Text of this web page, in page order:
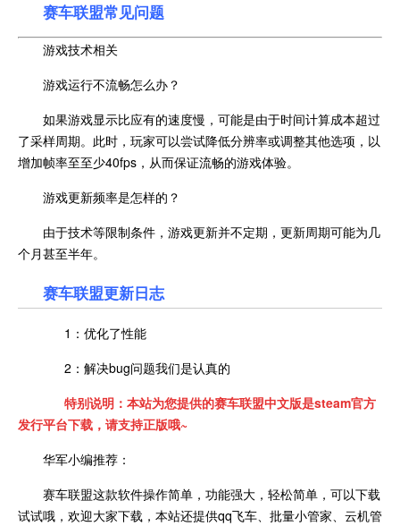
赛车联盟常见问题
游戏技术相关
游戏运行不流畅怎么办？
如果游戏显示比应有的速度慢，可能是由于时间计算成本超过
了采样周期。此时，玩家可以尝试降低分辨率或调整其他选项，以
增加帧率至至少40fps，从而保证流畅的游戏体验。
游戏更新频率是怎样的？
由于技术等限制条件，游戏更新并不定期，更新周期可能为几
个月甚至半年。
赛车联盟更新日志
1：优化了性能
2：解决bug问题我们是认真的
特别说明：本站为您提供的赛车联盟中文版是steam官方
发行平台下载，请支持正版哦~
华军小编推荐：
赛车联盟这款软件操作简单，功能强大，轻松简单，可以下载
试试哦，欢迎大家下载，本站还提供qq飞车、批量小管家、云机管